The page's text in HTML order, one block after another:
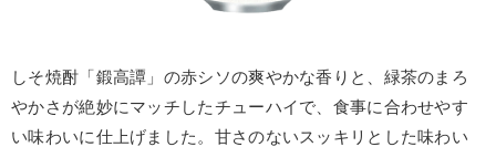
しそ焼酎「鍛高譚」の赤シソの爽やかな香りと、緑茶のまろ
やかさが絶妙にマッチしたチューハイで、食事に合わせやす
い味わいに仕上げました。甘さのないスッキリとした味わい